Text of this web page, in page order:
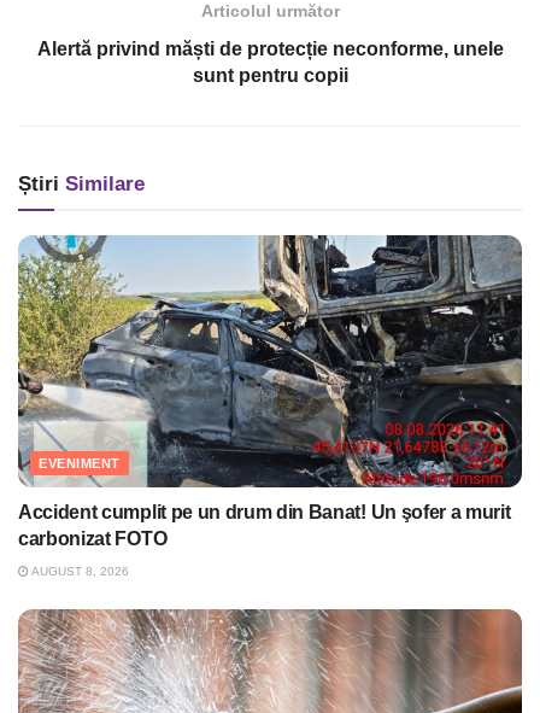
Articolul următor
Alertă privind măști de protecție neconforme, unele
sunt pentru copii
Știri Similare
EVENIMENT
Accident cumplit pe un drum din Banat! Un şofer a murit
carbonizat FOTO
AUGUST 8, 2026